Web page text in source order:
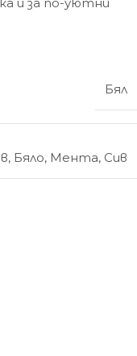
Бял
, Бяло, Мента, Сив